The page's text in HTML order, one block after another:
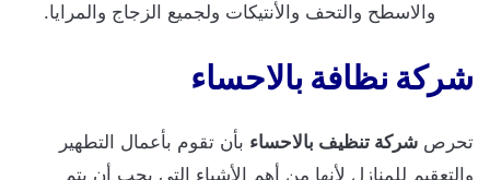
والاسطح والتحف والأنتيكات ولجميع الزجاج والمرايا.
شركة نظافة بالاحساء
تحرص شركة تنظيف بالاحساء بأن تقوم بأعمال التطهير
والتعقيم للمنازل لأنها من أهم الأشياء التي يجب أن يتم